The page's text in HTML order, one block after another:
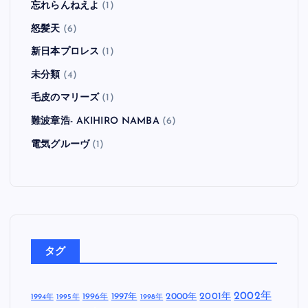
忘れらんねえよ (1)
怒髪天 (6)
新日本プロレス (1)
未分類 (4)
毛皮のマリーズ (1)
難波章浩- AKIHIRO NAMBA(6)
電気グルーヴ(1)
タグ
1994年 1995年 1996年 1997年 1998年 2000年 2001年 2002年